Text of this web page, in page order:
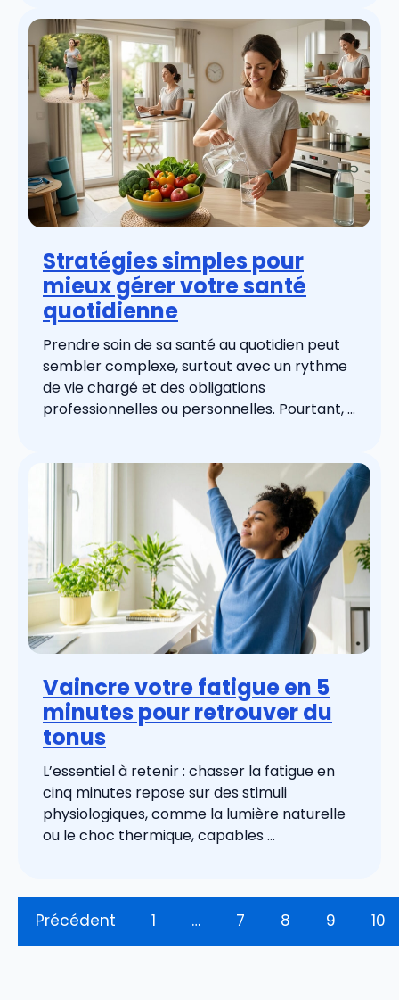
Stratégies simples pour
mieux gérer votre santé
quotidienne
Prendre soin de sa santé au quotidien peut
sembler complexe, surtout avec un rythme
de vie chargé et des obligations
professionnelles ou personnelles. Pourtant, ...
Vaincre votre fatigue en 5
minutes pour retrouver du
tonus
L’essentiel à retenir : chasser la fatigue en
cinq minutes repose sur des stimuli
physiologiques, comme la lumière naturelle
ou le choc thermique, capables ...
Précédent 1 … 7 8 9 10